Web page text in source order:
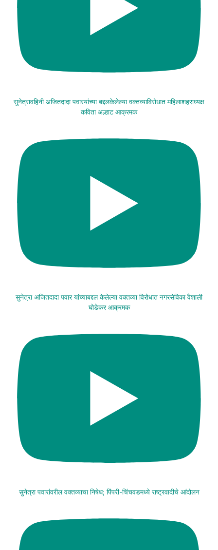
सुनेत्रावहिनी अजितदादा पवारयांच्या बद्दलकेलेल्या वक्तव्याविरोधात महिलाशहराध्यक्ष
कविता अल्हाट आक्रमक
सुनेत्रा अजितदादा पवार यांच्याबद्दल केलेल्या वक्तव्या विरोधात नगरसेविका वैशाली
घोडेकर आक्रमक
सुनेत्रा पवारांवरील वक्तव्याचा निषेध; पिंपरी-चिंचवडमध्ये राष्ट्रवादीचे आंदोलन